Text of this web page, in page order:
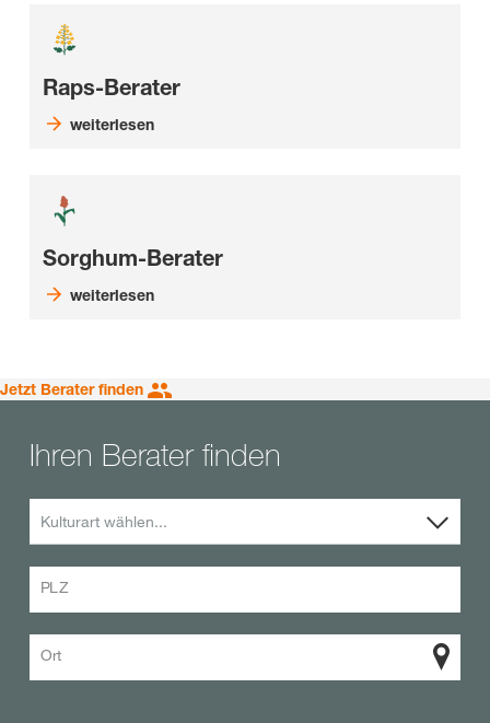
Raps-Berater
weiterlesen
Sorghum-Berater
weiterlesen
Jetzt Berater finden
Ihren Berater finden
Kulturart wählen...
PLZ
Ort